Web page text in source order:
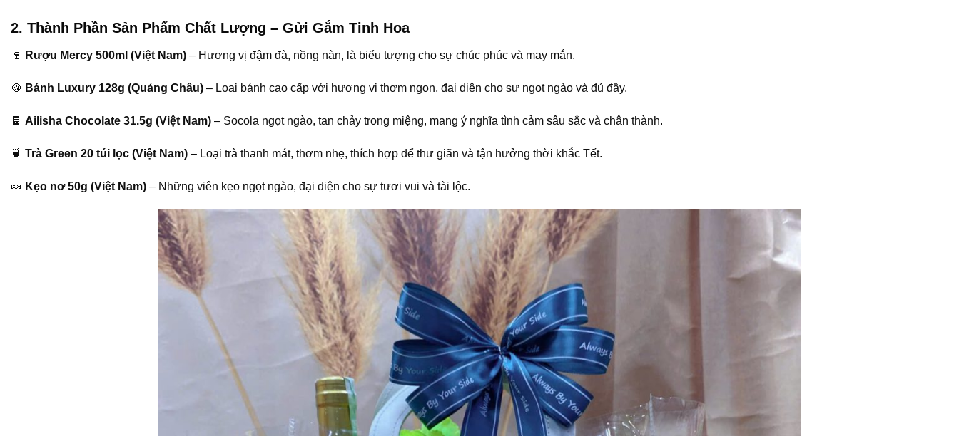
2. Thành Phần Sản Phẩm Chất Lượng – Gửi Gắm Tinh Hoa
🍷 Rượu Mercy 500ml (Việt Nam) – Hương vị đậm đà, nồng nàn, là biểu tượng cho sự chúc phúc và may mắn.
🍪 Bánh Luxury 128g (Quảng Châu) – Loại bánh cao cấp với hương vị thơm ngon, đại diện cho sự ngọt ngào và đủ đầy.
🍫 Ailisha Chocolate 31.5g (Việt Nam) – Socola ngọt ngào, tan chảy trong miệng, mang ý nghĩa tình cảm sâu sắc và chân thành.
🍵 Trà Green 20 túi lọc (Việt Nam) – Loại trà thanh mát, thơm nhẹ, thích hợp để thư giãn và tận hưởng thời khắc Tết.
🍬 Kẹo nơ 50g (Việt Nam) – Những viên kẹo ngọt ngào, đại diện cho sự tươi vui và tài lộc.